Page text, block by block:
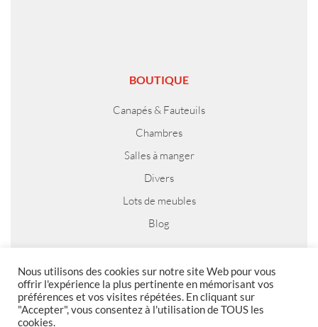
BOUTIQUE
Canapés & Fauteuils
Chambres
Salles à manger
Divers
Lots de meubles
Blog
MENTIONS LEGALES
Nous utilisons des cookies sur notre site Web pour vous
offrir l'expérience la plus pertinente en mémorisant vos
préférences et vos visites répétées. En cliquant sur
"Accepter", vous consentez à l'utilisation de TOUS les
cookies.